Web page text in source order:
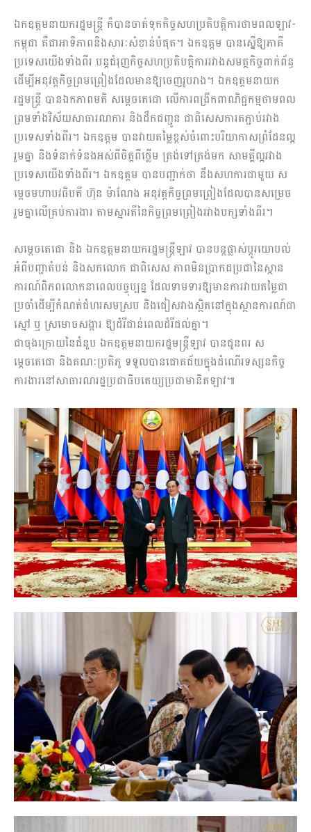
ឯកឧត្តមនាយករដ្ឋមន្រ្តី ក៏បានចាត់ទុកកិច្ចសហប្រតិបត្តិការថាមពលឡាវ-
កម្ពុជា គឺជាអាទិភាពនិងសារៈសំខាន់បំផុត។ ឯកឧត្តម បានស្នើឱ្យភាគី
ប្រទេសយើងទាំងពីរ បន្តជំរុញកិច្ចសហប្រតិបត្តិការរវាងសមត្ថកិច្ចពាក់ព័ន្ធ
ដើម្បីអនុវត្តកិច្ចព្រមព្រៀងដែលមានឱ្យចេញរូបរាង។ ឯកឧត្តមនាយក
រដ្ឋមន្រ្តី បានឯកភាពមតិ សម្តេចតេជោ លើការពង្រីកពាណិជ្ជកម្មថាមពល
ព្រមទាំងវិស័យសាធារណការ និងដឹកជញ្ជូន ជាពិសេសការតភ្ជាប់រវាង
ប្រទេសទាំងពីរ។ ឯកឧត្តម បានវាយតម្លៃខ្ពស់ចំពោះបរិយាកាសព្រំដែនល្អ
រួមគ្នា និងទំនាក់ទំនងអស់ពីចិត្តពីថ្លើម ត្រង់ទៅត្រង់មក សាមគ្គីល្អរវាង
ប្រទេសយើងទាំងពីរ។ ឯកឧត្តម បានបញ្ជាក់ថា នឹងសហការជាមួយ ស
ម្តេចមហាបវធិបតី ហ៊ុន ម៉ាណែង អនុវត្តកិច្ចព្រមព្រៀងដែលបានសម្រេច
រួមគ្នាលើគ្រប់ការងារ តាមស្មារតីនៃកិច្ចព្រមព្រៀងរវាងបក្សទាំងពីរ។
សម្តេចតេជោ និង ឯកឧត្តមនាយករដ្ឋមន្រ្តីឡាវ បានបន្តផ្លាស់ប្តូរយោបល់
អំពីបញ្ហាតំបន់ និងសកលោក ជាពិសេស ភាពមិនប្រាកដប្រជានៃស្ថាន
ការណ៍ពិភពលោកនាពេលបច្ចុប្បន្ន ដែលទាមទារឱ្យមានការវាយតម្លៃជា
ប្រចាំដើម្បីកំណត់ជំហរសមស្រប និងជៀសវាងស្ថិតនៅក្នុងស្ថានការណ៍ជា
ស្មៅ ឬ ស្រមោចសង្អារ ឱ្យដំរីជាន់ពេលដំរីជល់គ្នា។
ជាចុងក្រោយនៃជំនួប ឯកឧត្តមនាយករដ្ឋមន្រ្តីឡាវ បានជូនពរ ស
ម្តេចតេជោ និងគណៈប្រតិភូ ទទួលបានជោគជ័យក្នុងដំណើរទស្សនកិច្ច
ការងារនៅសាធារណរដ្ឋប្រជាធិបតេយ្យប្រជាមានិតឡាវ៕